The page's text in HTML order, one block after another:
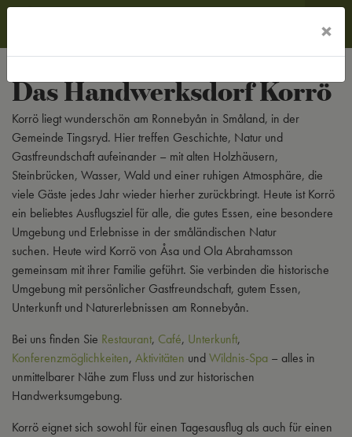
MENÜ
Das Handwerksdorf Korrö
Korrö liegt wunderschön am Ronnebyån in Småland, in der
Gemeinde Tingsryd. Hier treffen Geschichte, Natur und
Gastfreundschaft aufeinander – mit alten Holzhäusern,
Steinbrücken, Wasser, Wald und einer ruhigen Atmosphäre, die
viele Gäste jedes Jahr wieder hierher zurückbringt. Heute ist Korrö
ein beliebtes Ausflugsziel für alle, die gutes Essen, eine besondere
Umgebung und Erlebnisse in der småländischen Natur
suchen. Heute wird Korrö von Åsa und Ola Abrahamsson
gemeinsam mit ihrer Familie geführt. Sie verbinden die historische
Umgebung mit persönlicher Gastfreundschaft, gutem Essen,
Unterkunft und Naturerlebnissen am Ronnebyån.
Bei uns finden Sie Restaurant, Café, Unterkunft,
Konferenzmöglichkeiten, Aktivitäten undWildnis-Spa – alles in
unmittelbarer Nähe zum Fluss und zur historischen
Handwerksumgebung.
Korrö eignet sich sowohl für einen Tagesausflug als auch für einen
×